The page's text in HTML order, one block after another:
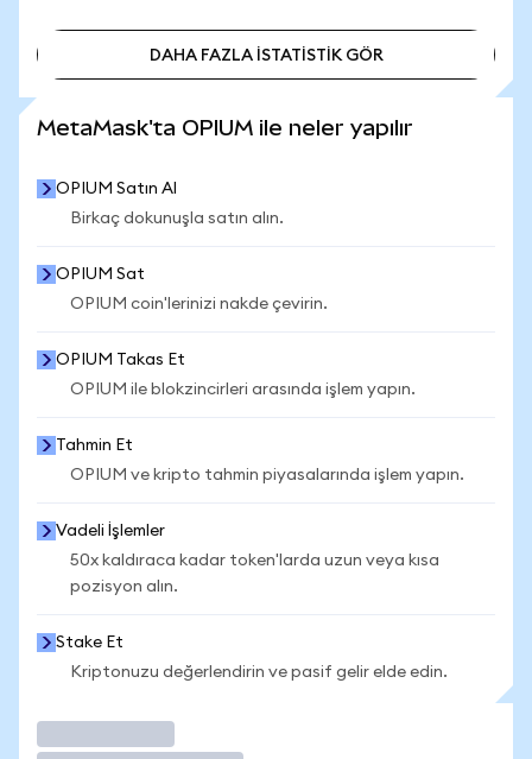
DAHA FAZLA İSTATİSTİK GÖR
MetaMask'ta OPIUM ile neler yapılır
OPIUM Satın Al
Birkaç dokunuşla satın alın.
OPIUM Sat
OPIUM coin'lerinizi nakde çevirin.
OPIUM Takas Et
OPIUM ile blokzincirleri arasında işlem yapın.
Tahmin Et
OPIUM ve kripto tahmin piyasalarında işlem yapın.
Vadeli İşlemler
50x kaldıraca kadar token'larda uzun veya kısa
pozisyon alın.
Stake Et
Kriptonuzu değerlendirin ve pasif gelir elde edin.